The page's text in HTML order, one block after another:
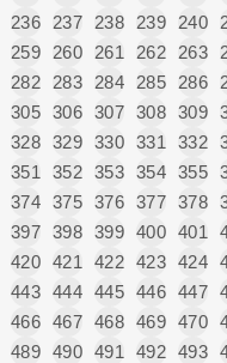
236 237 238 239 240
259 260 261 262 263
282 283 284 285 286
305 306 307 308 309
328 329 330 331 332
351 352 353 354 355
374 375 376 377 378
397 398 399 400 401
420 421 422 423 424
443 444 445 446 447
466 467 468 469 470
489 490 491 492 493